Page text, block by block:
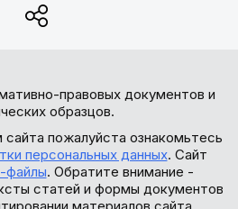
правовых документов и
образцов.
пожалуйста ознакомьтесь
персональных данных. Сайт
файлы. Обратите внимание -
статей и формы документов